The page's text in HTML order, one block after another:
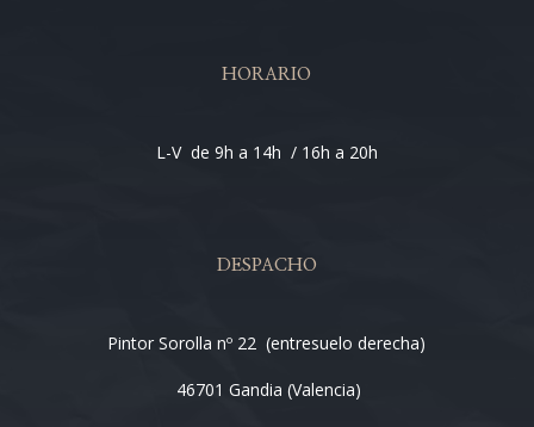
HORARIO
L-V de 9h a 14h / 16h a 20h
DESPACHO
Pintor Sorolla nº 22 (entresuelo derecha)
46701 Gandia (Valencia)